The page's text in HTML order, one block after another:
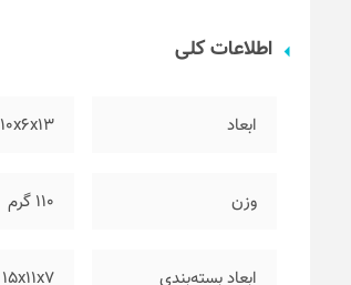
اطلاعات کلی
ابعاد ۱۰x6x13 سانتی‌متر
وزن ۱۱۰ گرم
ابعاد بسته‌بندی ۱۵x11x7 سانتی‌متر